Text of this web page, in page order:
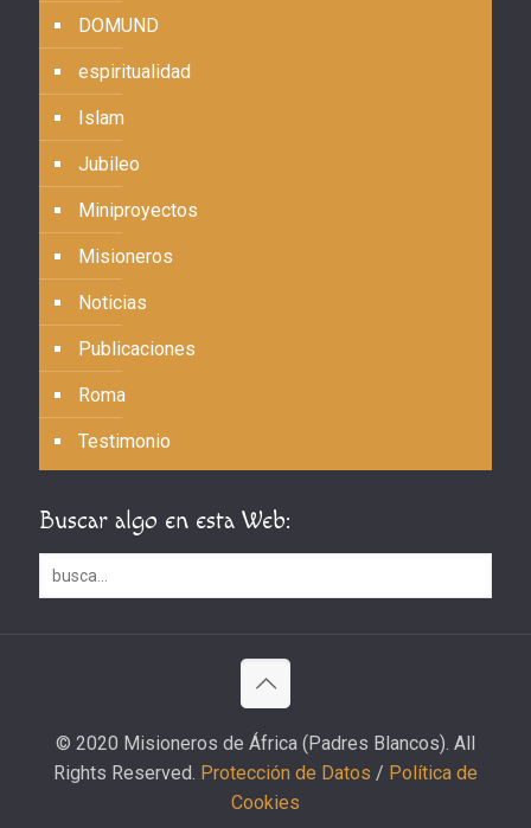
DOMUND
espiritualidad
Islam
Jubileo
Miniproyectos
Misioneros
Noticias
Publicaciones
Roma
Testimonio
Buscar algo en esta Web:
© 2020 Misioneros de África (Padres Blancos). All
Rights Reserved. Protección de Datos / Política de
Cookies